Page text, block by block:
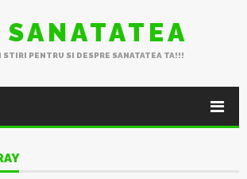
STIRI PENTRU SI DESPRE SANATATEA TA!!!